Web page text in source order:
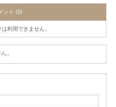
ント (0)
は利用できません。
。